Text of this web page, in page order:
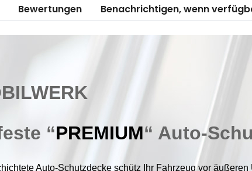
Bewertungen Benachrichtigen, wenn